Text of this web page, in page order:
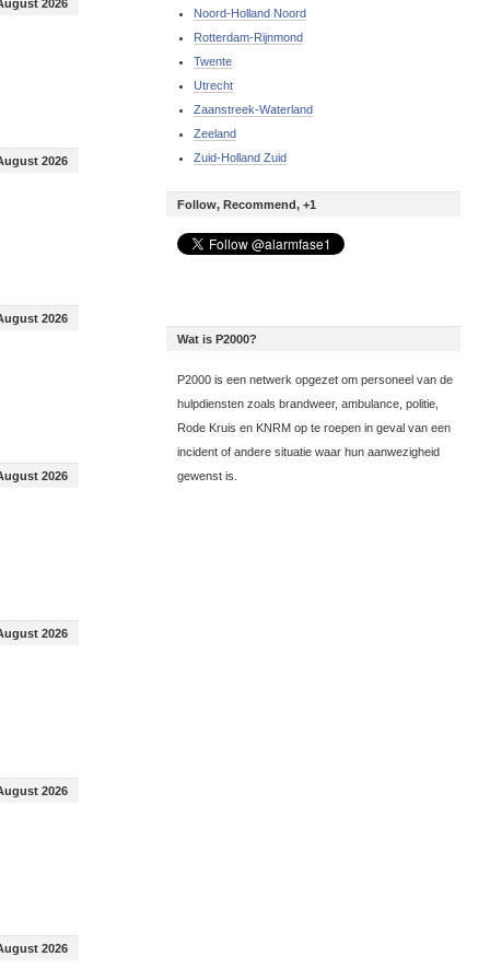
2026
2026
2026
2026
2026
2026
2026
Noord-Holland Noord
Rotterdam-Rijnmond
Twente
Utrecht
Zaanstreek-Waterland
Zeeland
Zuid-Holland Zuid
Follow, Recommend, +1
Wat is P2000?
P2000 is een netwerk opgezet om personeel van de
hulpdiensten zoals brandweer, ambulance, politie,
Rode Kruis en KNRM op te roepen in geval van een
incident of andere situatie waar hun aanwezigheid
gewenst is.